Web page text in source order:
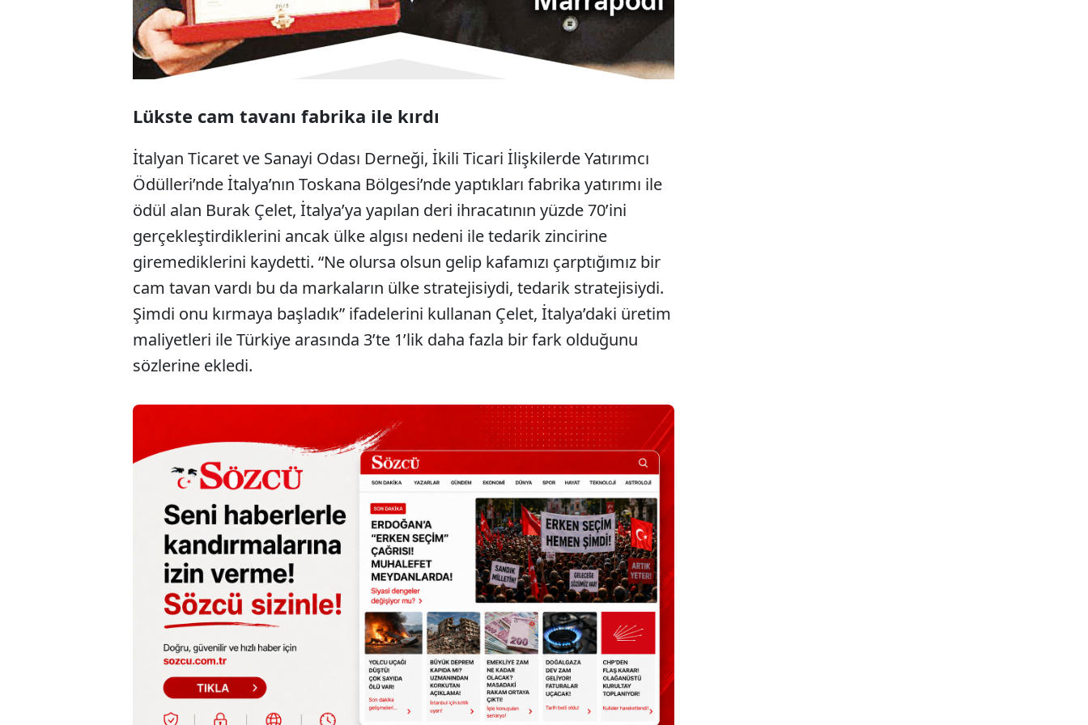
Lükste cam tavanı fabrika ile kırdı
İtalyan Ticaret ve Sanayi Odası Derneği, İkili Ticari İlişkilerde Yatırımcı
Ödülleri’nde İtalya’nın Toskana Bölgesi’nde yaptıkları fabrika yatırımı ile
ödül alan Burak Çelet, İtalya’ya yapılan deri ihracatının yüzde 70’ini
gerçekleştirdiklerini ancak ülke algısı nedeni ile tedarik zincirine
giremediklerini kaydetti. “Ne olursa olsun gelip kafamızı çarptığımız bir
cam tavan vardı bu da markaların ülke stratejisiydi, tedarik stratejisiydi.
Şimdi onu kırmaya başladık” ifadelerini kullanan Çelet, İtalya’daki üretim
maliyetleri ile Türkiye arasında 3’te 1’lik daha fazla bir fark olduğunu
sözlerine ekledi.